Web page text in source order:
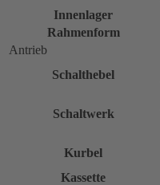
Innenlager
Rahmenform
Antrieb
Schalthebel
Schaltwerk
Kurbel
Kassette